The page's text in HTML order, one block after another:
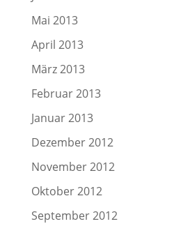
Mai 2013
April 2013
März 2013
Februar 2013
Januar 2013
Dezember 2012
November 2012
Oktober 2012
September 2012